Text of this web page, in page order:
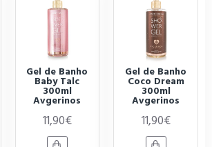
Gel de Banho
Baby Talc
300ml
Avgerinos
11,90€
Gel de Banho
Coco Dream
300ml
Avgerinos
11,90€